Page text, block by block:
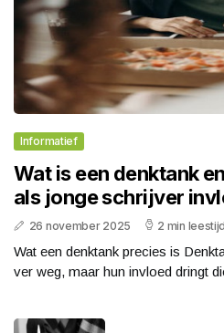
Informatief
Wat is een denktank
als jonge schrijver
26 november 2025 2 min leestijd
Wat een denktank precies is
ver weg, maar hun invloed dringt